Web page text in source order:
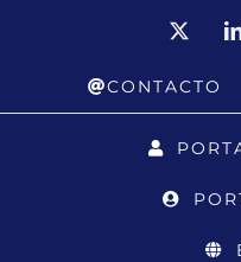
CONTACTO